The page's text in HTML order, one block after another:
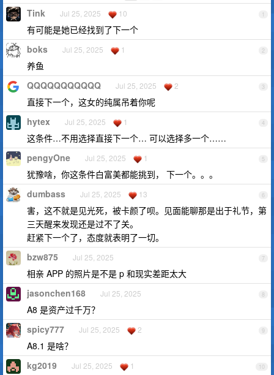
1
Tink Jul 25, 2025 10
有可能是她已经找到了下一个
2
boks Jul 25, 2025 1
养鱼
3
QQQQQQQQQQQ Jul 25, 2025 2
直接下一个，这女的纯属吊着你呢
4
hytex Jul 25, 2025 1
这条件…不用选择直接下一个… 可以选择多一个……
5
pengyOne Jul 25, 2025 1
犹豫啥，你这条件白富美都能挑到， 下一个。。。
6
dumbass Jul 25, 2025 13
害，这不就是见光死，被卡颜了呗。见面能聊那是出于礼节，第
三天醒来发现还是过不了关。
赶紧下一个了，态度就表明了一切。
7
bzw875 Jul 25, 2025
相亲 APP 的照片是不是 p 和现实差距太大
8
jasonchen168 Jul 25, 2025
A8 是资产过千万？
9
spicy777 Jul 25, 2025 2
A8.1 是啥？
10
kg2019 Jul 25, 2025 1